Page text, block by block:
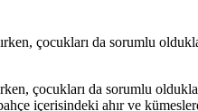
çocukları da sorumlu
çocukları da sorumlu
içerisindeki ahır ve